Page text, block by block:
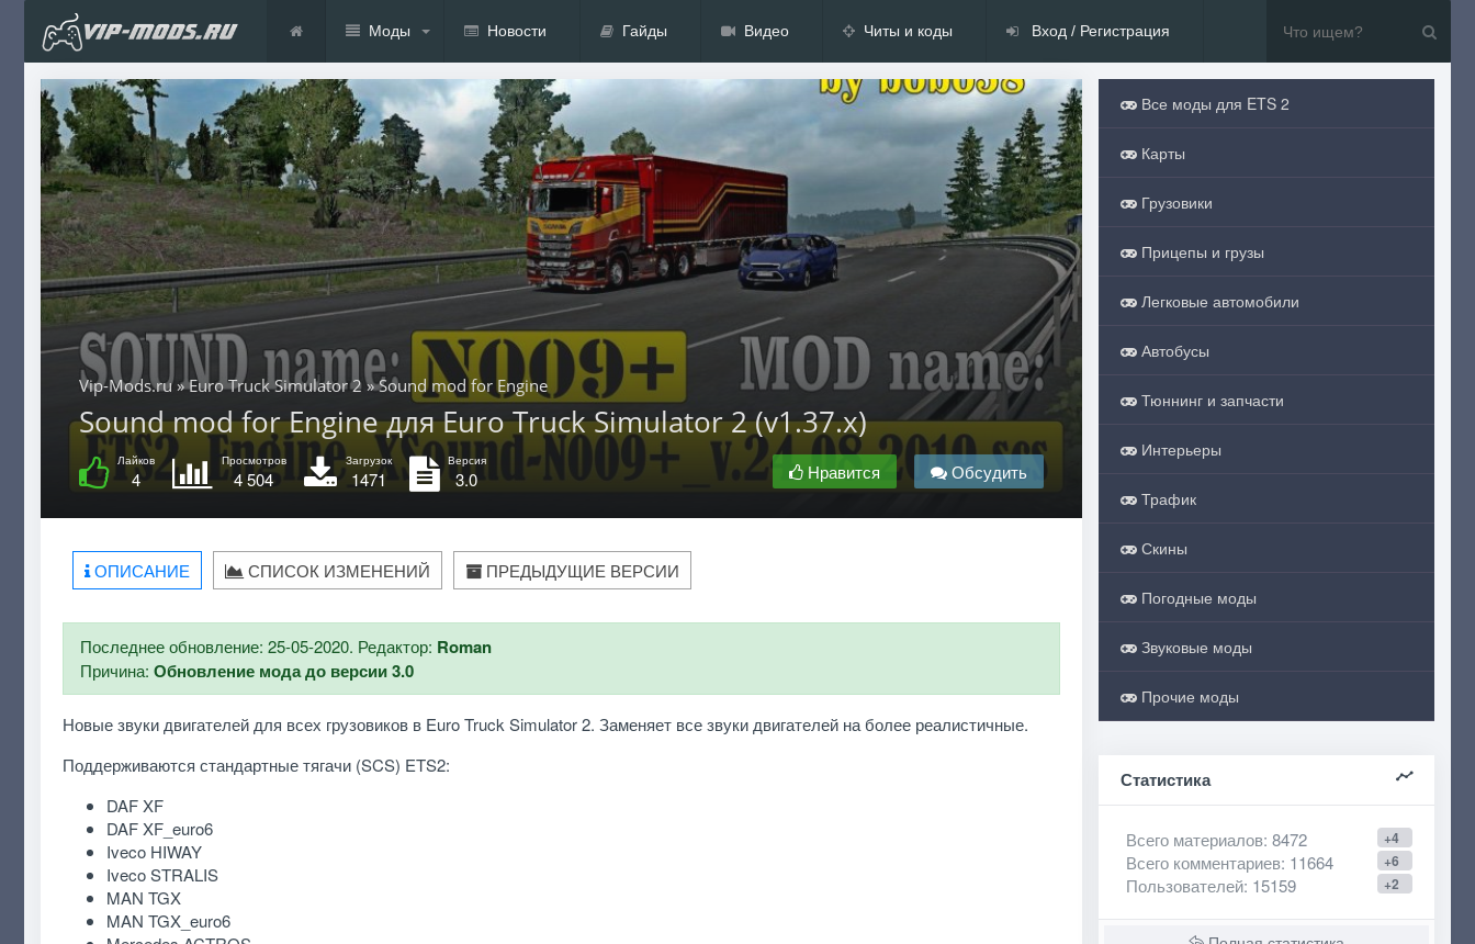
Моды Новости Гайды Видео Читы и коды Вход / Регистрация
Vip-Mods.ru»Euro Truck Simulator 2» Sound mod for Engine
Sound mod for Engine для Euro Truck Simulator 2 (v1.37.x)
Лайков
4
Просмотров
4 504
Загрузок
1471
Версия
3.0 Нравится Обсудить
ОПИСАНИЕ СПИСОК ИЗМЕНЕНИЙ ПРЕДЫДУЩИЕ ВЕРСИИ
Последнее обновление: 25-05-2020. Редактор: Roman
Причина: Обновление мода до версии 3.0
Новые звуки двигателей для всех грузовиков в Euro Truck Simulator 2. Заменяет все звуки двигателей на более реалистичные.
Поддерживаются стандартные тягачи (SCS) ETS2:
DAF XF
DAF XF_euro6
Iveco HIWAY
Iveco STRALIS
MAN TGX
MAN TGX_euro6
Все моды для ETS 2
Карты
Грузовики
Прицепы и грузы
Легковые автомобили
Автобусы
Тюннинг и запчасти
Интерьеры
Трафик
Скины
Погодные моды
Звуковые моды
Прочие моды
Статистика
+4
Всего материалов: 8472
+6
Всего комментариев: 11664
+2
Пользователей: 15159